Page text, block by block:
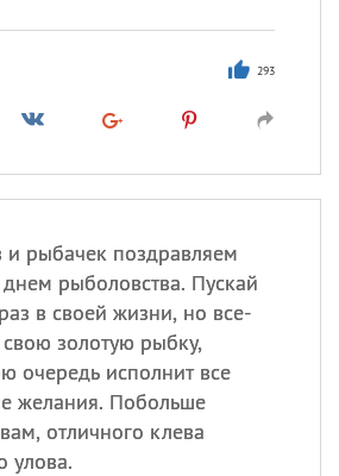
293
и рыбачек поздравляем
рыболовства. Пускай
в своей жизни, но все-
золотую рыбку,
очередь исполнит все
желания. Побольше
отличного клева
улова.